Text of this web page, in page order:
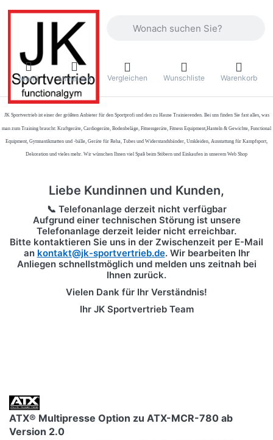
Menü Anmelden Vergleichen Wunschliste Warenkorb
JK Sportvertrieb ist einer der größten Anbieter für den Sportprofi und den zu Hause Trainierenden. Bei uns finden Sie fast alles, was
man zum Training braucht: Kraftgeräte, Cardiogeräte, Bodenbeläge, Fitnessgeräte, Fitness Equipment,Hanteln & Gewichte, Functional
Equipment, Gymnastikmatten und -bälle, Geräte für Reha, Tubes und Widerstandsbänder, Umkleiden, Ausstattung für Kampfsport,
Dekoration und vieles mehr. Wir wünschen Ihnen viel Spaß beim Stöbern und Einkaufen in unserem Web Shop
Liebe Kundinnen und Kunden,
📞 Telefonanlage derzeit nicht verfügbar
Aufgrund einer technischen Störung ist unsere
Telefonanlage derzeit leider nicht erreichbar.
Bitte kontaktieren Sie uns in der Zwischenzeit per E-Mail
an kontakt@jk-sportvertrieb.de. Wir bearbeiten Ihr
Anliegen schnellstmöglich und melden uns zeitnah bei
Ihnen zurück.
Vielen Dank für Ihr Verständnis!
Ihr JK Sportvertrieb Team
ATX® Multipresse Option zu ATX-MCR-780 ab
Version 2.0